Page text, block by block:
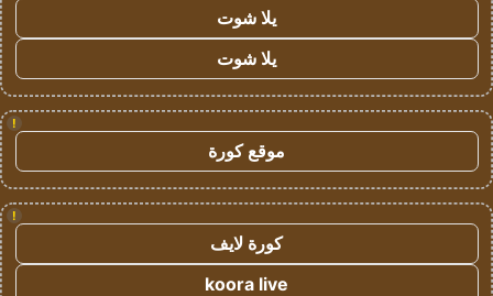
يلا شوت
يلا شوت
!
موقع كورة
!
كورة لايف
koora live